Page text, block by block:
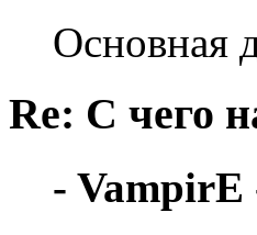
Основная
Re: С чего
- VampirE